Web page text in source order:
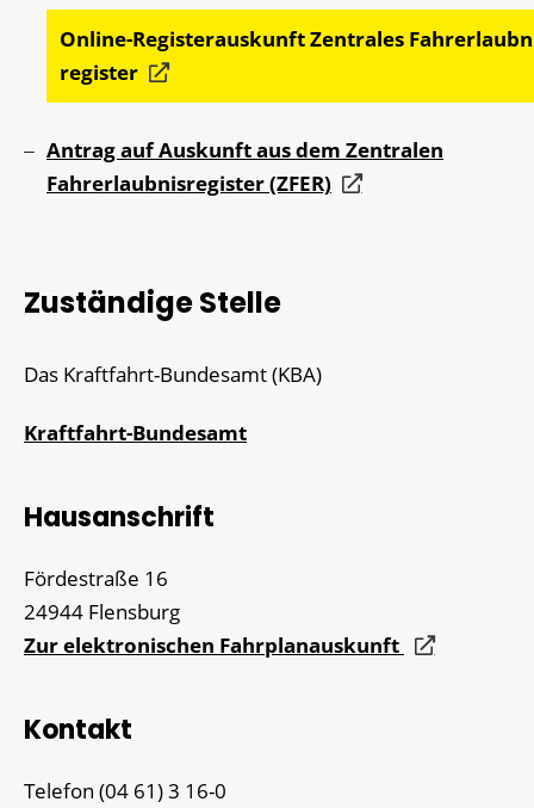
Online-Registerauskunft Zentrales
register
Antrag auf Auskunft aus dem Zentralen
Fahrerlaubnisregister (ZFER)
Zuständige Stelle
Das Kraftfahrt-Bundesamt (KBA)
Kraftfahrt-Bundesamt
Hausanschrift
Fördestraße 16
24944 Flensburg
Zur elektronischen Fahrplanauskunft
Kontakt
Telefon (04 61) 3 16-0